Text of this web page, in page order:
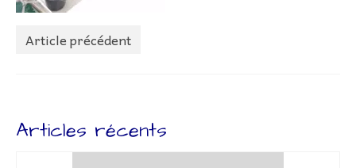
Article précédent
Articles récents